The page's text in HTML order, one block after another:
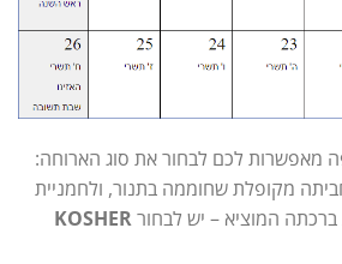
מאפשרות לכם לבחור את סוג הארוחה:
מקופלת שחוממה בתנור, ולחמניית
ברכתה המוציא – יש לבחורKOSHER